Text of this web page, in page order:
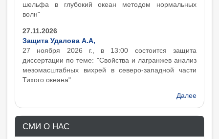
шельфа в глубокий океан методом нормальных
волн"
27.11.2026
Защита Удалова А.А,
27 ноября 2026 г., в 13:00 состоится защита
диcсертации по теме: "Свойства и лагранжев анализ
мезомасштабных вихрей в северо-западной части
Тихого океана"
Далее
СМИ О НАС